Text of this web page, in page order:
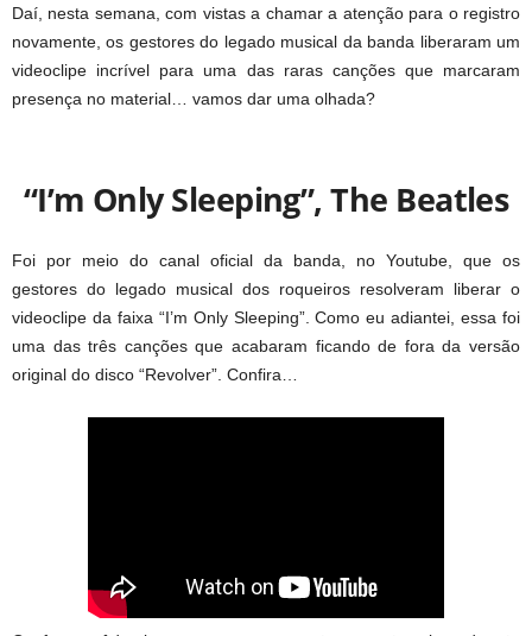
Daí, nesta semana, com vistas a chamar a atenção para o registro
novamente, os gestores do legado musical da banda liberaram um
videoclipe incrível para uma das raras canções que marcaram
presença no material… vamos dar uma olhada?
“I’m Only Sleeping”, The Beatles
Foi por meio do canal oficial da banda, no Youtube, que os
gestores do legado musical dos roqueiros resolveram liberar o
videoclipe da faixa “I’m Only Sleeping”. Como eu adiantei, essa foi
uma das três canções que acabaram ficando de fora da versão
original do disco “Revolver”. Confira…